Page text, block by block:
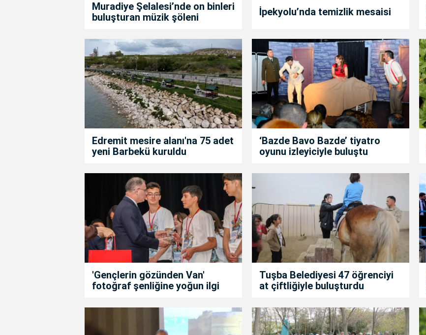
Muradiye Şelalesi’nde on binleri
buluşturan müzik şöleni
İpekyolu’nda temizlik mesaisi
Edremit mesire alanı'na 75 adet
yeni Barbekü kuruldu
‘Bazde Bavo Bazde’ tiyatro
oyunu izleyiciyle buluştu
'Gençlerin gözünden Van'
fotoğraf şenliğine yoğun ilgi
Tuşba Belediyesi 47 öğrenciyi
at çiftliğiyle buluşturdu